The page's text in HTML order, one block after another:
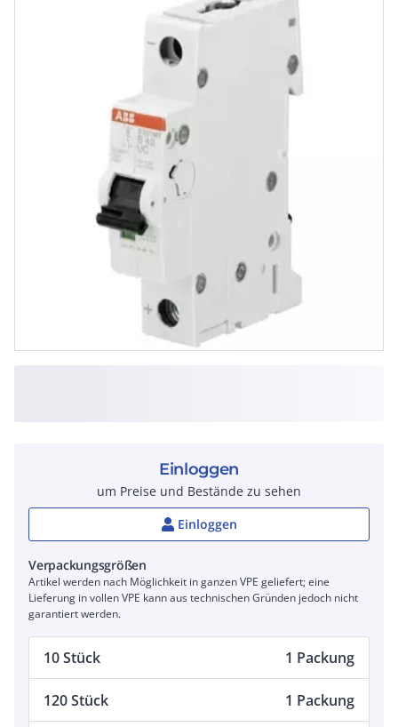
Einloggen
um Preise und Bestände zu sehen
Einloggen
Verpackungsgrößen
Artikel werden nach Möglichkeit in ganzen VPE geliefert; eine
Lieferung in vollen VPE kann aus technischen Gründen jedoch nicht
garantiert werden.
10 Stück 1 Packung
120 Stück 1 Packung